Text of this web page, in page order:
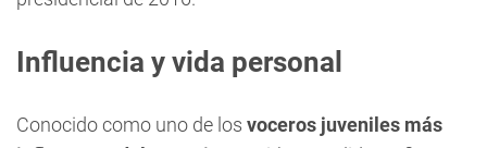
Influencia y vida personal
Conocido como uno de los voceros juveniles más